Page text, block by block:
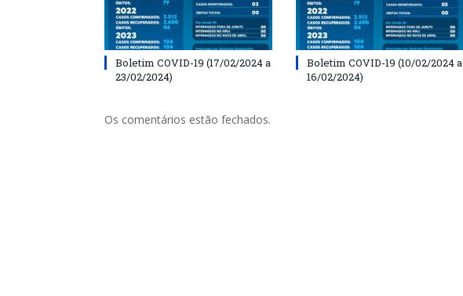
Boletim COVID-19 (17/02/2024 a
23/02/2024)
Boletim COVID-19 (10/02/2024 a
16/02/2024)
Os comentários estão fechados.